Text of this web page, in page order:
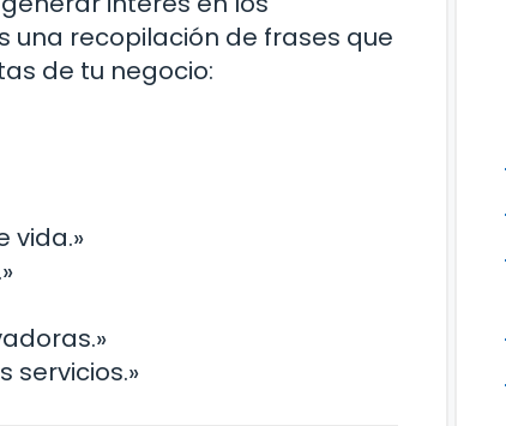
una recopilación de frases que
de tu negocio:
vida.»
servicios.»